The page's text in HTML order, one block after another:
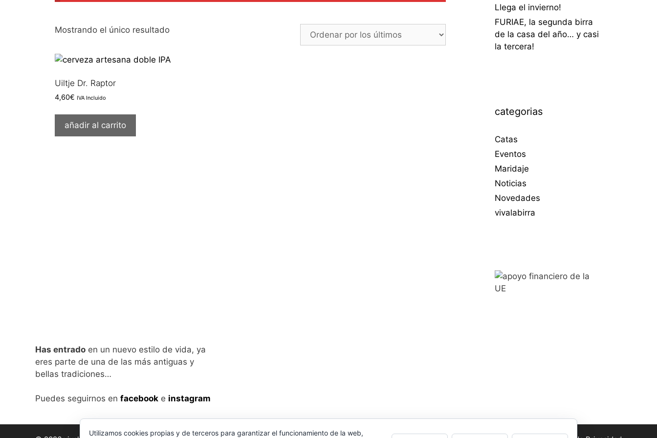
Mostrando el único resultado
Uiltje Dr. Raptor
4,60€ IVA Incluido
añadir al carrito
Llega el invierno!
FURIAE, la segunda birra
de la casa del año… y casi
la tercera!
categorias
Catas
Eventos
Maridaje
Noticias
Novedades
vivalabirra
Has entrado en un nuevo estilo de vida, ya
eres parte de una de las más antiguas y
bellas tradiciones…
Puedes seguirnos en facebook e instagram
Utilizamos cookies propias y de terceros para garantizar el funcionamiento de la web,